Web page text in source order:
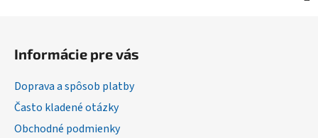
Informácie pre vás
Doprava a spôsob platby
Často kladené otázky
Obchodné podmienky